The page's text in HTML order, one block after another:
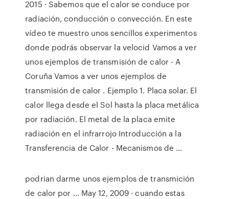
2015 · Sabemos que el calor se conduce por
radiación, conducción o convección. En este
vídeo te muestro unos sencillos experimentos
donde podrás observar la velocid Vamos a ver
unos ejemplos de transmisión de calor - A
Coruña Vamos a ver unos ejemplos de
transmisión de calor . Ejemplo 1. Placa solar. El
calor llega desde el Sol hasta la placa metálica
por radiación. El metal de la placa emite
radiación en el infrarrojo Introducción a la
Transferencia de Calor - Mecanismos de ...
podrian darme unos ejemplos de transmición
de calor por ... May 12, 2009 · cuando estas